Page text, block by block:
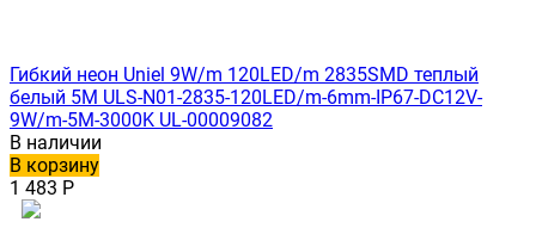
Гибкий неон Uniel 9W/m 120LED/m 2835SMD теплый
белый 5M ULS-N01-2835-120LED/m-6mm-IP67-DC12V-
9W/m-5M-3000K UL-00009082
В наличии
В корзину
1 483 Р